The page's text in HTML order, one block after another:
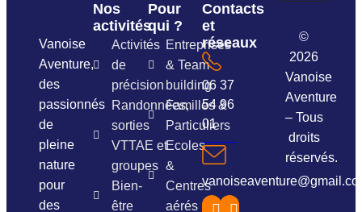
Vanoise
Aventure,
des
passionnés
de
pleine
nature
pour
des
Nos
activités
Activités
de
précision
Randonnées,
sorties
VTTAE et
groupes
Bien-
être
Pour
qui ?
Entreprises
& Team
building
Familles &
Particuliers
Ecoles
&
Centres
aérés
Contacts
et
réseaux
06 37
54 96
01
©
2026
Vanoise
Aventure
– Tous
droits
réservés.